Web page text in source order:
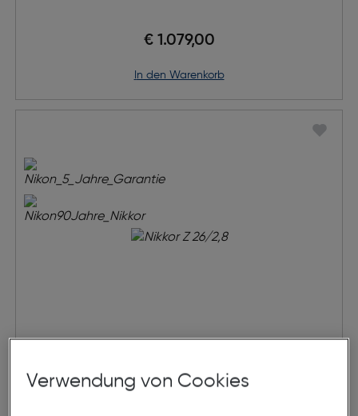
€ 1.079,00
in den Warenkorb
Nikkor Z 26/2,8
Verwendung von Cookies